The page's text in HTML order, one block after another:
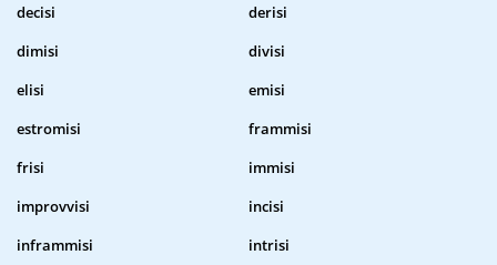
decisi
derisi
dimisi
divisi
elisi
emisi
estromisi
frammisi
frisi
immisi
improvvisi
incisi
inframmisi
intrisi